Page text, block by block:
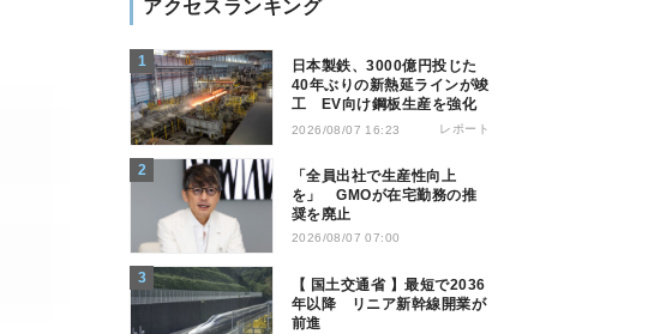
アクセスランキング
日本製鉄、3000億円投じた
40年ぶりの新熱延ラインが竣
工 EV向け鋼板生産を強化
2026/08/07 16:23 レポート
「全員出社で生産性向上
を」 GMOが在宅勤務の推
奨を廃止
2026/08/07 07:00
【 国土交通省 】最短で2036
年以降 リニア新幹線開業が
前進